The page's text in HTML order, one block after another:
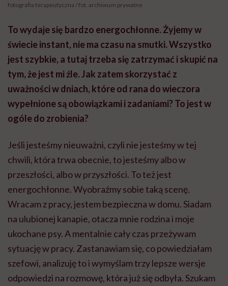
fotografia terapeutyczna / fot. archiwum prywatne
To wydaje się bardzo energochłonne. Żyjemy w
świecie instant, nie ma czasu na smutki. Wszystko
jest szybkie, a tutaj trzeba się zatrzymać i skupić na
tym, że jest mi źle. Jak zatem skorzystać z
uważności w dniach, które od rana do wieczora
wypełnione są obowiązkami i zadaniami? To jest w
ogóle do zrobienia?
Jeśli jesteśmy nieuważni, czyli nie jesteśmy w tej
chwili, która trwa obecnie, to jesteśmy albo w
przeszłości, albo w przyszłości. To też jest
energochłonne. Wyobraźmy sobie taką scenę.
Wracam z pracy, jestem bezpieczna w domu. Siadam
na ulubionej kanapie, otacza mnie rodzina i moje
ukochane psy. A mentalnie cały czas przeżywam
sytuację w pracy. Zastanawiam się, co powiedziałam
szefowi, analizuję to i wymyślam trzy lepsze wersje
odpowiedzi na rozmowę, która już się odbyła. Szukam